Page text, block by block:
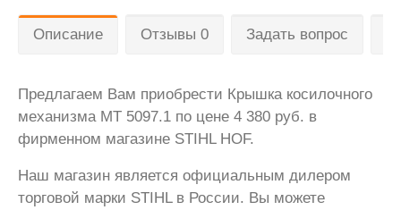
Описание Отзывы 0 Задать вопрос
Предлагаем Вам приобрести Крышка косилочного
механизма MT 5097.1 по цене 4 380 руб. в
фирменном магазине STIHL HOF.
Наш магазин является официальным дилером
торговой марки STIHL в России. Вы можете